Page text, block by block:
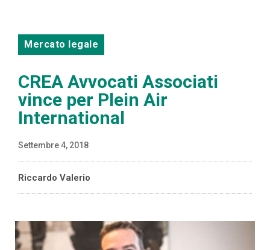
Mercato legale
CREA Avvocati Associati
vince per Plein Air
International
Settembre 4, 2018
Riccardo Valerio